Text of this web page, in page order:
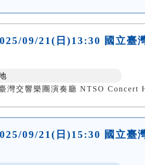
09/21(日)13:30 國立臺
灣交響樂團演奏廳 NTSO Concert
09/21(日)15:30 國立臺